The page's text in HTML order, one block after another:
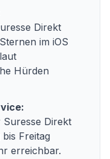
Direkt
im iOS
Hürden
Direkt
Freitag
erreichbar.